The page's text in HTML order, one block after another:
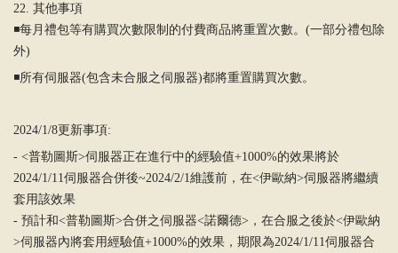
22. 其他事項
◾️每月禮包等有購買次數限制的付費商品將重置次數。(一部分禮包除
外)
◾️所有伺服器(包含未合服之伺服器)都將重置購買次數。
2024/1/8更新事項:
- <普勒圖斯>伺服器正在進行中的經驗值+1000%的效果將於
2024/1/11伺服器合併後~2024/2/1維護前，在<伊歐納>伺服器將繼續
套用該效果
- 預計和<普勒圖斯>合併之伺服器<諾爾德>，在合服之後於<伊歐納
>伺服器內將套用經驗值+1000%的效果，期限為2024/1/11伺服器合